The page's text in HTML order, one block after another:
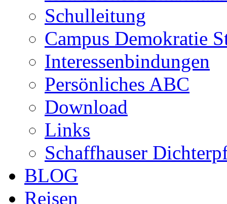
Schulleitung
Campus Demokratie
Interessenbindungen
Persönliches ABC
Download
Links
Schaffhauser
BLOG
Reisen